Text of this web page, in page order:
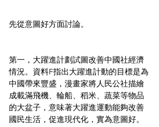
先從意圖好方面討論。
第一，大躍進計劃試圖改善中國社經濟
情況。資料F指出大躍進計動的目標是為
中國帶來豐盛，漫畫家將人民公社描繪
成載滿飛機、輪船、稻米、蔬菜等物品
的大盆子，意味著大躍進運動能夠改善
國民生活，促進現代化，實為意圖好。